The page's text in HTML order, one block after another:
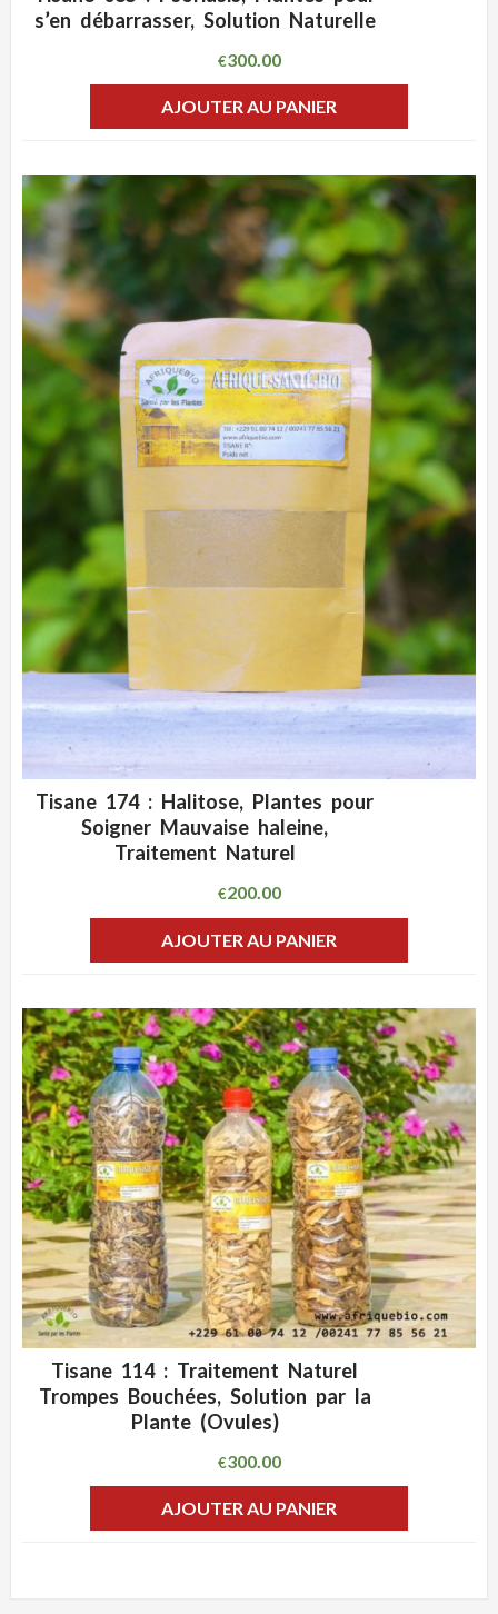
ADD WISHLIST
s’en débarrasser, Solution Naturelle
€300.00
AJOUTER AU PANIER
ADD WISHLIST
Tisane 174 : Halitose, Plantes pour
Soigner Mauvaise haleine,
Traitement Naturel
€200.00
AJOUTER AU PANIER
ADD WISHLIST
Tisane 114 : Traitement Naturel
Trompes Bouchées, Solution par la
Plante (Ovules)
€300.00
AJOUTER AU PANIER